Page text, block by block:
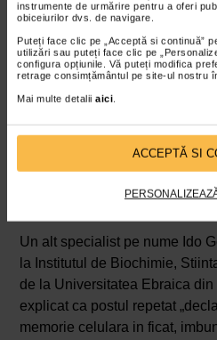
instrumente de urmărire pentru a oferi
obiceiurilor dvs. de navigare.
Puteți face clic pe „Acceptă si continuă”
utilizări sau puteți face clic pe
configura opțiunile. Vă puteți modifica
retrage consimțământul pe site-ul nostru
Mai multe detalii aici.
ACCEPTĂ SI
lunga pentru a declansa
metabolica numita cetoza,
in sange si urina. Cetonele
special nervilor si muschilor,
Cea mai importanta cetona din
hidroxibutiratul. „Ofera o sursa
activeaza caile de semnalizare
Un alt specialist pe nume Ido
la Institutul de Biochimie,
de la Universitatea Ebraica din
explicat ca postul repetat
memorie celulara in ficat,